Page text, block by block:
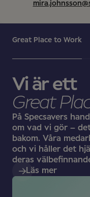
Great Place to Work
Vi är ett
Great
På Specsavers
om vad vi gör –
bakom. Våra
och vi håller det
deras
Läs mer